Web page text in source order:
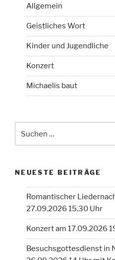
Allgemein
Geistliches Wort
Kinder und Jugendliche
Konzert
Michaelis baut
nach:
NEUESTE BEITRÄGE
Romantischer
27.09.2026 15.30 Uhr
Konzert am 17.09.2026
Besuchsgottesdienst in